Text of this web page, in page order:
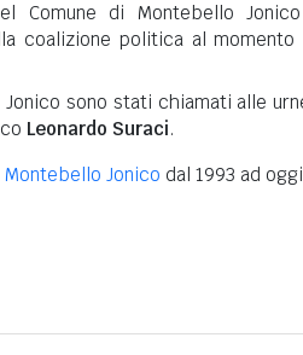
Comune di Montebello
coalizione politica al momento
sono stati chiamati alle
Leonardo Suraci.
Jonico dal 1993 ad